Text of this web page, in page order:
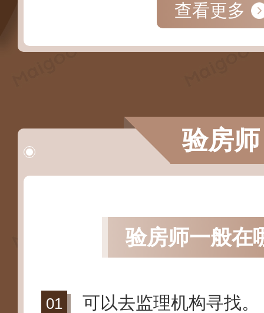
查看更多
验房师
验房师一般在
可以去监理机构寻找。